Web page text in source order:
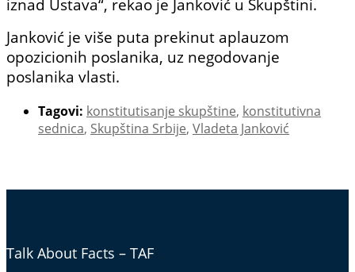
iznad Ustava“, rekao je Janković u Skupštini.
Janković je više puta prekinut aplauzom
opozicionih poslanika, uz negodovanje
poslanika vlasti.
Tagovi: konstitutisanje skupštine, konstitutivna
sednica, Skupština Srbije, Vladeta Janković
Talk About Facts – TAF